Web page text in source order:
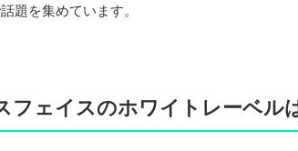
題を集めています。
フェイスのホワイトレーベル